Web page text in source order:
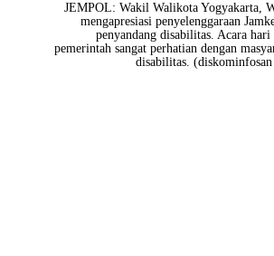
JEMPOL: Wakil Walikota Yogyakarta,
mengapresiasi penyelenggaraan
penyandang disabilitas. Acara
pemerintah sangat perhatian dengan
disabilitas.